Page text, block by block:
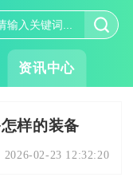
资讯中心
样的装备
2026-02-23 12:32:20